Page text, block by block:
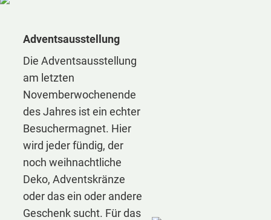
Adventsausstellung
Die Adventsausstellung
am letzten
Novemberwochenende
des Jahres ist ein echter
Besuchermagnet. Hier
wird jeder fündig, der
noch weihnachtliche
Deko, Adventskränze
oder das ein oder andere
Geschenk sucht. Für das